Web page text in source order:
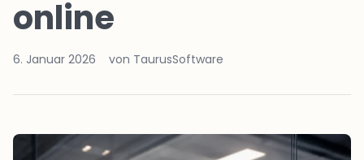
online
6. Januar 2026 von TaurusSoftware